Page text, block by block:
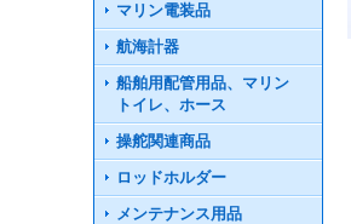
マリン電装品
航海計器
船舶用配管用品、マリン
トイレ、ホース
操舵関連商品
ロッドホルダー
メンテナンス用品